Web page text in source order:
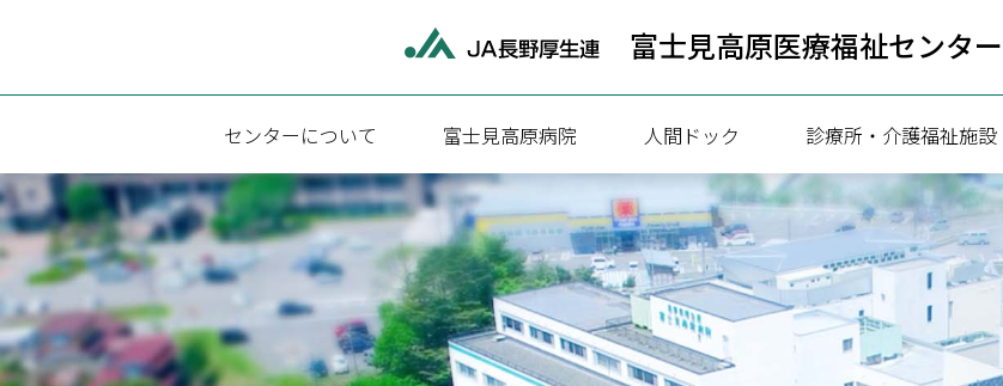
富士見高原医療福祉センター
センターについて
富士見高原医療福祉センターについて
施設概要
アクセス
病院・介護福祉施設関連情報
富士見高原病院
富士見高原病院
診療科・診療協力部
外来受診について
入院のご案内
人間ドック
人間ドック健診のご案内
一泊ドック予約状況
日帰りドック予約状況
診療所・介護福祉施設